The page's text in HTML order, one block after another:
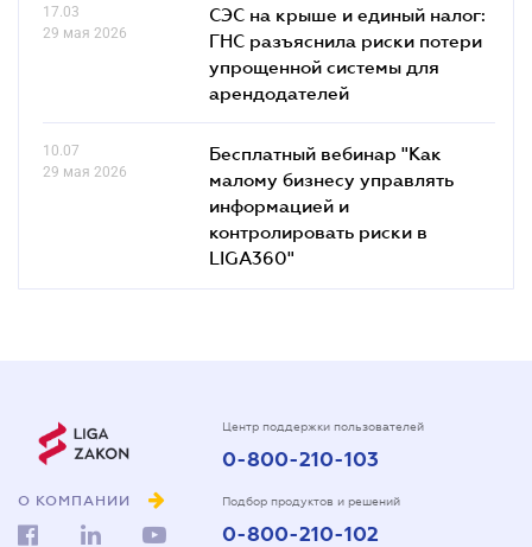
17.03
29 мая 2026
СЭС на крыше и единый налог:
ГНС разъяснила риски потери
упрощенной системы для
арендодателей
10.07
29 мая 2026
Бесплатный вебинар "Как
малому бизнесу управлять
информацией и
контролировать риски в
LIGA360"
О КОМПАНИИ
Центр поддержки пользователей
0-800-210-103
Подбор продуктов и решений
0-800-210-102